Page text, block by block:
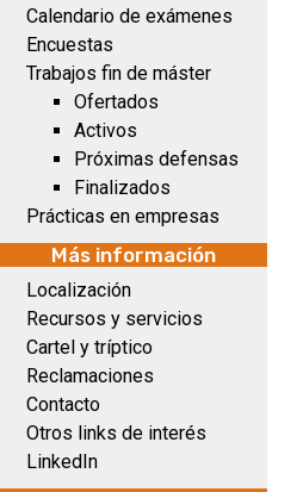
Calendario de exámenes
Encuestas
Trabajos fin de máster
Ofertados
Activos
Próximas defensas
Finalizados
Prácticas en empresas
Más información
Localización
Recursos y servicios
Cartel y tríptico
Reclamaciones
Contacto
Otros links de interés
LinkedIn